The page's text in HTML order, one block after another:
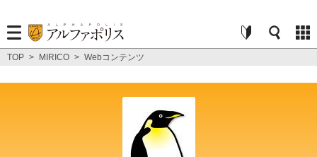
TOP > MIRICO > Webコンテンツ